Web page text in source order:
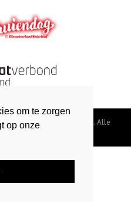
om te zorgen
op onze
Klimaatverbond Nederland. Alle